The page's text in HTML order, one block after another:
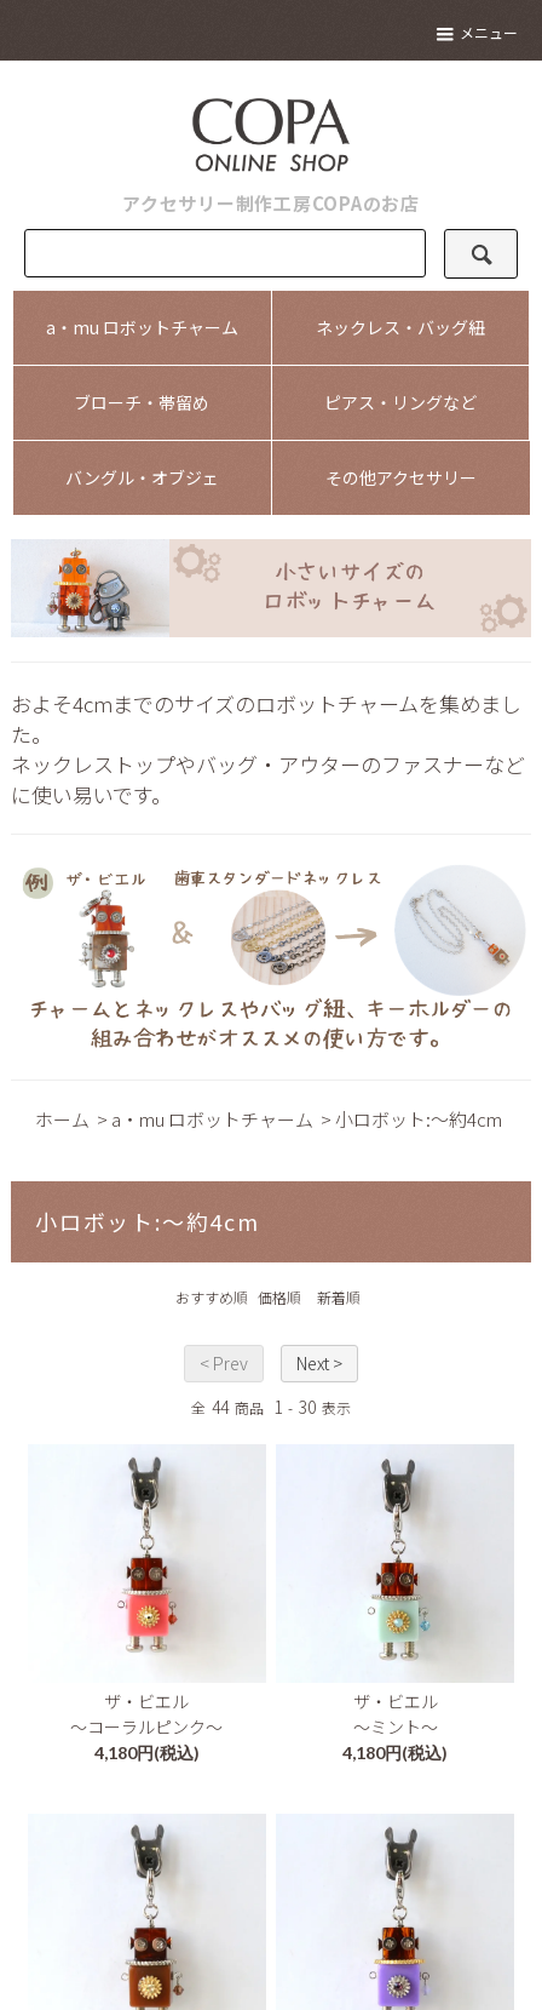
メニュー
アクセサリー制作工房COPAのお店
a・mu ロボットチャーム ネックレス・バッグ紐
ブローチ・帯留め ピアス・リングなど
バングル・オブジェ その他アクセサリー
およそ4cmまでのサイズのロボットチャームを集めまし
た。
ネックレストップやバッグ・アウターのファスナーなど
に使い易いです。
ホーム > a・mu ロボットチャーム >小ロボット:～約4cm
小ロボット:～約4cm
おすすめ順 価格順 新着順
< Prev Next >
全 44 商品 1 - 30 表示
ザ・ビエル
～コーラルピンク～
4,180円(税込)
ザ・ビエル
～ミント～
4,180円(税込)